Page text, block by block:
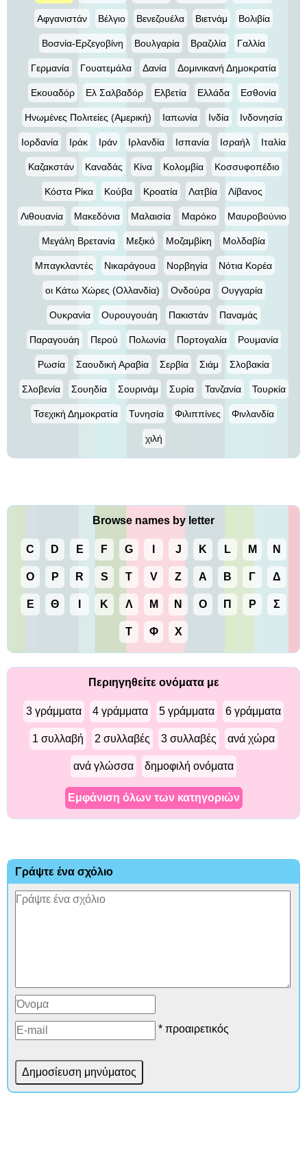
Αφγανιστάν Βέλγιο Βενεζουέλα Βιετνάμ Βολιβία
Βοσνία-Ερζεγοβίνη Βουλγαρία Βραζιλία Γαλλία
Γερμανία Γουατεμάλα Δανία Δομινικανή Δημοκρατία
Εκουαδόρ Ελ Σαλβαδόρ Ελβετία Ελλάδα Εσθονία
Ηνωμένες Πολιτείες (Αμερική) Ιαπωνία Ινδία Ινδονησία
Ιορδανία Ιράκ Ιράν Ιρλανδία Ισπανία Ισραήλ Ιταλία
Καζακστάν Καναδάς Κίνα Κολομβία Κοσσυφοπέδιο
Κόστα Ρίκα Κούβα Κροατία Λατβία Λίβανος
Λιθουανία Μακεδόνια Μαλαισία Μαρόκο Μαυροβούνιο
Μεγάλη Βρετανία Μεξικό Μοζαμβίκη Μολδαβία
Μπαγκλαντές Νικαράγουα Νορβηγία Νότια Κορέα
οι Κάτω Χώρες (Ολλανδία) Ονδούρα Ουγγαρία
Ουκρανία Ουρουγουάη Πακιστάν Παναμάς
Παραγουάη Περού Πολωνία Πορτογαλία Ρουμανία
Ρωσία Σαουδική Αραβία Σερβία Σιάμ Σλοβακία
Σλοβενία Σουηδία Σουρινάμ Συρία Τανζανία Τουρκία
Τσεχική Δημοκρατία Τυνησία Φιλιππίνες Φινλανδία
χιλή
Browse names by letter
C D E F G J K L M N
O P R S T V Z Α Β Γ Δ
Ε Θ Κ Λ Μ Ν Ο Π Ρ Σ
Τ Φ Χ
Περιηγηθείτε ονόματα με
3 γράμματα 4 γράμματα 5 γράμματα 6 γράμματα
1 συλλαβή 2 συλλαβές 3 συλλαβές ανά χώρα
ανά γλώσσα δημοφιλή ονόματα
Εμφάνιση όλων των κατηγοριών
Γράψτε ένα σχόλιο
* προαιρετικός